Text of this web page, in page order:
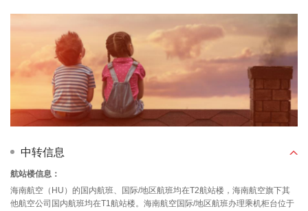
中转信息
航站楼信息：
海南航空（HU）的国内航班、国际/地区航班均在T2航站楼，海南航空旗下其
他航空公司国内航班均在T1航站楼。海南航空国际/地区航班办理乘机柜台位于